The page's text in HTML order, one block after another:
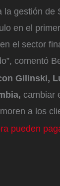
la gestión
en el
el sector
comentó
Gilinski,
cambiar
a los
pueden